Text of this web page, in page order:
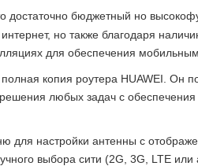
достаточно бюджетный но
интернет, но также благодаря
для обеспечения
копия роутера HUAWEI . Он
решения любых задач с
для настройки антенны с
выбора сити (2G, 3G, LTE или